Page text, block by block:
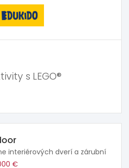
s LEGO®
interiérových dverí a zárubní
€